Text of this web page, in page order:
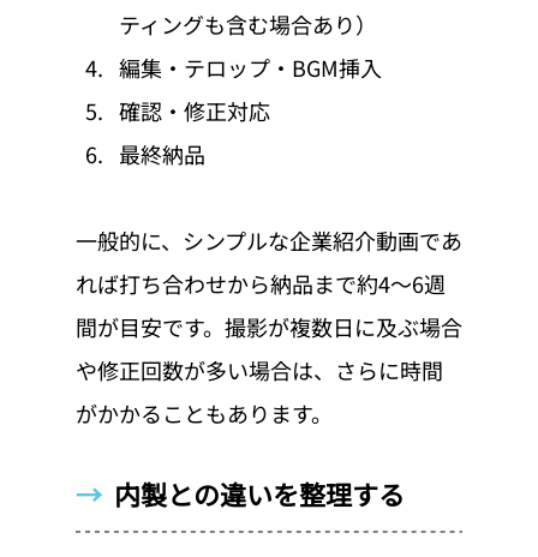
ティングも含む場合あり）
編集・テロップ・BGM挿入
確認・修正対応
最終納品
一般的に、シンプルな企業紹介動画であ
れば打ち合わせから納品まで約4〜6週
間が目安です。撮影が複数日に及ぶ場合
や修正回数が多い場合は、さらに時間
がかかることもあります。
→ 内製との違いを整理する